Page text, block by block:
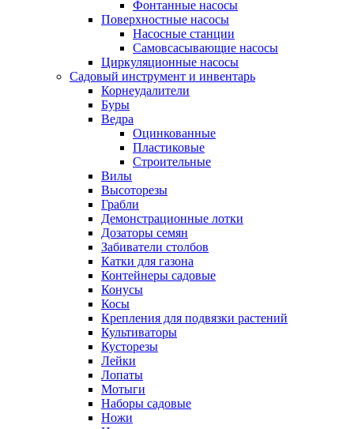
Фонтанные насосы
Поверхностные насосы
Насосные станции
Самовсасывающие насосы
Циркуляционные насосы
Садовый инструмент и инвентарь
Корнеудалители
Буры
Ведра
Оцинкованные
Пластиковые
Строительные
Вилы
Высоторезы
Грабли
Демонстрационные лотки
Дозаторы семян
Забиватели столбов
Катки для газона
Контейнеры садовые
Конусы
Косы
Крепления для подвязки растений
Культиваторы
Кусторезы
Лейки
Лопаты
Мотыги
Наборы садовые
Ножи